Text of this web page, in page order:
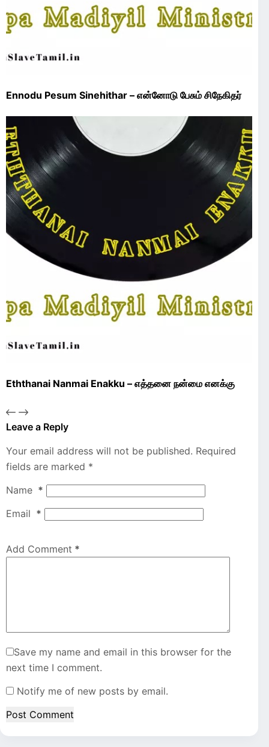
Ennodu Pesum Sinehithar – என்னோடு பேசும் சிநேகிதர்
Eththanai Nanmai Enakku – எத்தனை நன்மை எனக்கு
Leave a Reply
Your email address will not be published. Required
fields are marked *
Name *
Email *
Add Comment *
Save my name and email in this browser for the
next time I comment.
Notify me of new posts by email.
Post Comment